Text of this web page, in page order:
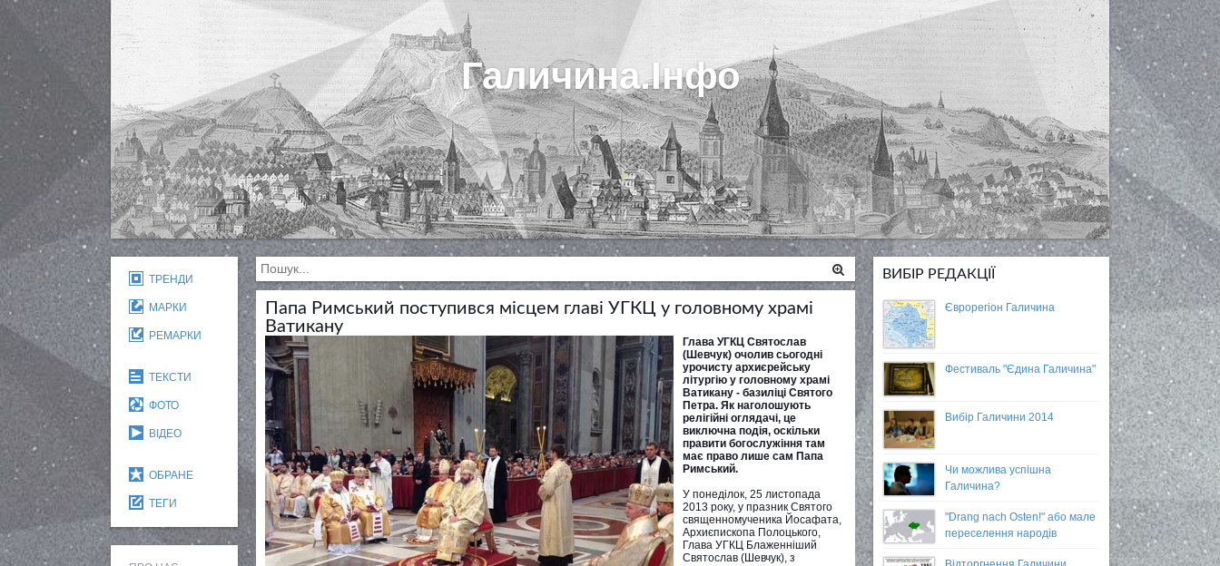
Галичина.Інфо
ТРЕНДИ
МАРКИ
РЕМАРКИ
ТЕКСТИ
ФОТО
ВІДЕО
ОБРАНЕ
ТЕГИ
Папа Римський поступився місцем главі УГКЦ у головному храмі
Ватикану
Глава УГКЦ Святослав
(Шевчук) очолив сьогодні
урочисту архиєрейську
літургію у головному храмі
Ватикану - базиліці Святого
Петра. Як наголошують
релігійні оглядачі, це
виключна подія, оскільки
правити богослужіння там
має право лише сам Папа
Римський.
У понеділок, 25 листопада
2013 року, у празник Cвятого
священномученика Йосафата,
Архиєпископа Полоцького,
Глава УГКЦ Блаженніший
Святослав (Шевчук), з
ВИБІР РЕДАКЦІЇ
Єврорегіон Галичина
Фестиваль "Єдина Галичина"
Вибір Галичини 2014
Чи можлива успішна
Галичина?
"Drang nach Osten!" або мале
переселення народів